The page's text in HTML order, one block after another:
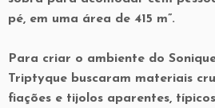
pé, em uma área de 415 m”.
Para criar o ambiente do
Triptyque buscaram materiais
fiações e tijolos aparentes,